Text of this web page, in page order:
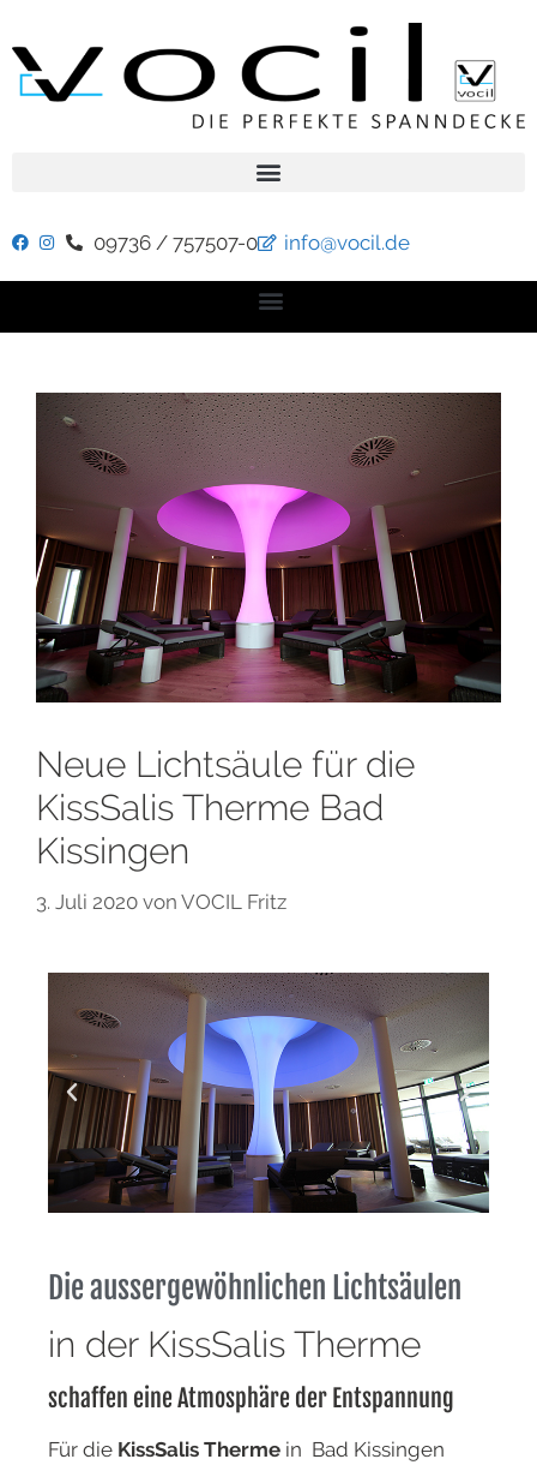
09736 / 757507-0 info@vocil.de
Neue Lichtsäule für die
KissSalis Therme Bad
Kissingen
3. Juli 2020 von VOCIL Fritz
Die aussergewöhnlichen Lichtsäulen
in der KissSalis Therme
schaffen eine Atmosphäre der Entspannung
Für die KissSalis Therme in Bad Kissingen